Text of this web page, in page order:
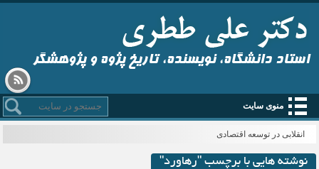
استاد دانشگاه، نویسنده، تاریخ پژوه و پژوهشگر
منوی سایت
_
نوشته هایی با برچسب "رهاورد"